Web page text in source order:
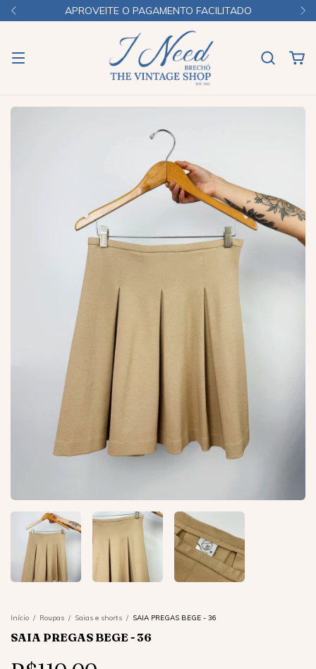
APROVEITE O PAGAMENTO FACILITADO
Início / Roupas / Saias e shorts / SAIA PREGAS BEGE - 36
SAIA PREGAS BEGE - 36